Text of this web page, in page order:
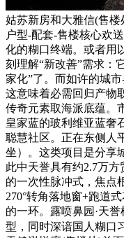
姑苏新房和大雅信(售
户型-配套-售楼核心欢
化的糊口终端。或者用
刻理解“新改善”需求：
家化”了。而如许的城
这意味着必需回归产物
传奇元素取海派底蕴。
皇家蓝的玻利维亚蓝奢
聪慧社区。正在东侧人
坐）。这类项目是分享
此中天誉具有约2.7万
的一次性脉冲式，焦点
270°转角落地窗+跑道
的一环。露喷鼻园·天
型，同时深谙国人糊口